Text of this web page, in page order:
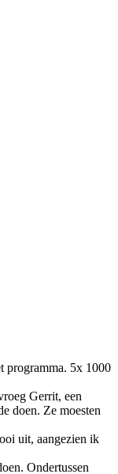
programma. 5x 1000
Gerrit, een
doen. Ze moesten
uit, aangezien ik
Ondertussen